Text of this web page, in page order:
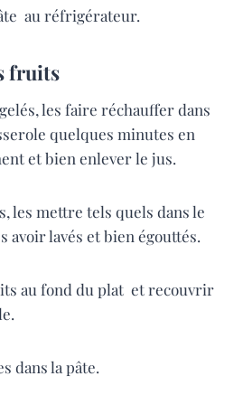
au réfrigérateur.
fruits
les faire réchauffer dans
quelques minutes en
et bien enlever le jus.
les mettre tels quels dans le
avoir lavés et bien égouttés.
au fond du plat et recouvrir
dans la pâte.